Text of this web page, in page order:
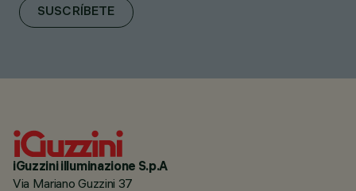
SUSCRÍBETE
iGuzzini illuminazione S.p.A
Via Mariano Guzzini 37